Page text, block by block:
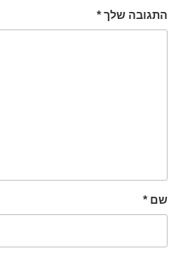
התגובה שלך *
שם *